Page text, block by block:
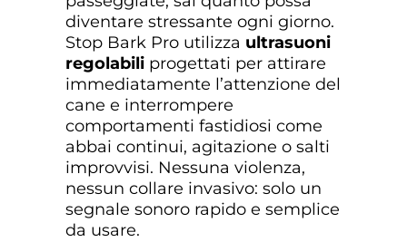
diventare stressante ogni giorno.
Stop Bark Pro utilizza ultrasuoni
regolabiliprogettati per attirare
immediatamente l’attenzione del
cane e interrompere
comportamenti fastidiosi come
abbai continui, agitazione o salti
improvvisi. Nessuna violenza,
nessun collare invasivo: solo un
segnale sonoro rapido e semplice
da usare.